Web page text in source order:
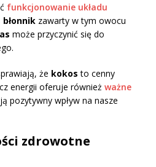
funkcjonowanie układu
błonnik zawarty w tym owocu
może przyczynić się do
że kokos to cenny
energii oferuje również ważne
pozytywny wpływ na nasze
zdrowotne